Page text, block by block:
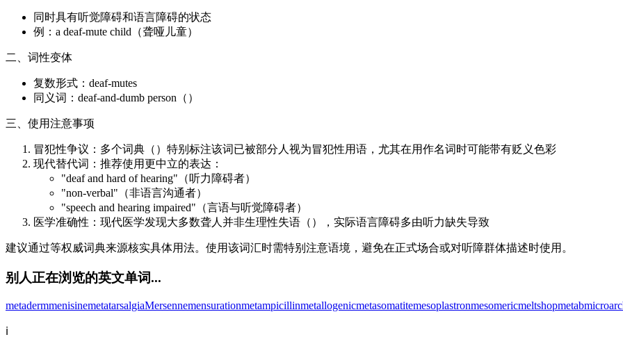
同时具有听觉障碍和语言障碍的状态
例：a deaf-mute child（聋哑儿童）
二、词性变体
复数形式：deaf-mutes
同义词：deaf-and-dumb person（）
三、使用注意事项
冒犯性争议：多个词典（）特别标注该词已被部分人视为冒犯性用语，尤其在用作名词时可能带有贬义色彩
现代替代词：推荐使用更中立的表达：
"deaf and hard of hearing"（听力障碍者）
"non-verbal"（非语言沟通者）
"speech and hearing impaired"（言语与听觉障碍者）
医学准确性：现代医学发现大多数聋人并非生理性失语（），实际语言障碍多由听力缺失导致
建议通过等权威词典来源核实具体用法。使用该词汇时需特别注意语境，避免在正式场合或对听障群体描述时使用。
别人正在浏览的英文单词...
metadermmenisinemetatarsalgiaMersennemensurationmetampicillinmetallogenicmetasomatitemesoplastronmesomericmeltshopmetab
ℹ️